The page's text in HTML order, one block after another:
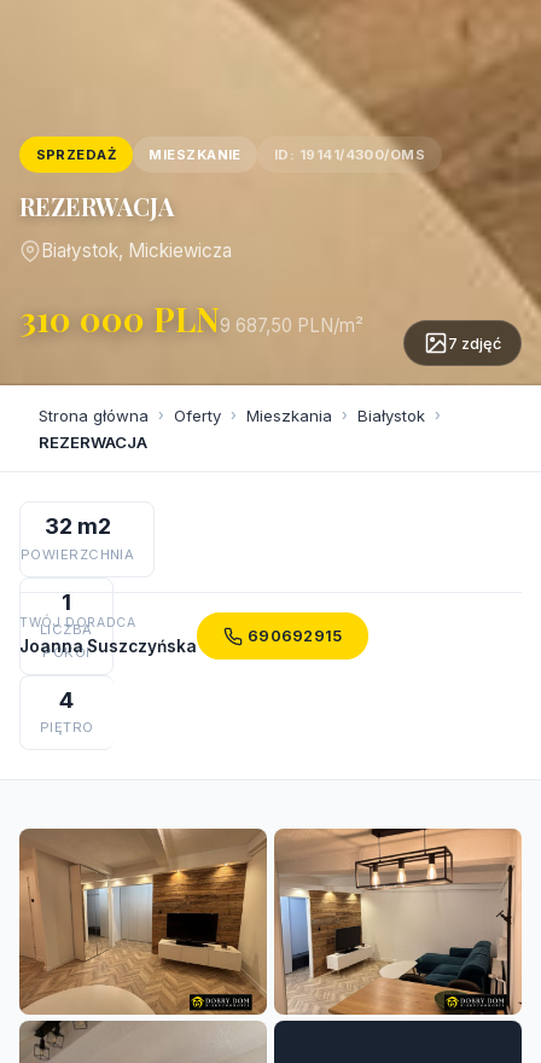
SPRZEDAŻ MIESZKANIE ID: 19141/4300/OMS
REZERWACJA
Białystok, Mickiewicza
310 000 PLN9 687,50 PLN/m²
7 zdjęć
Strona główna › Oferty › Mieszkania › Białystok ›
REZERWACJA
32 m2
POWIERZCHNIA
1
LICZBA
POKOI
4
PIĘTRO
TWÓJ DORADCA
Joanna Suszczyńska 690692915